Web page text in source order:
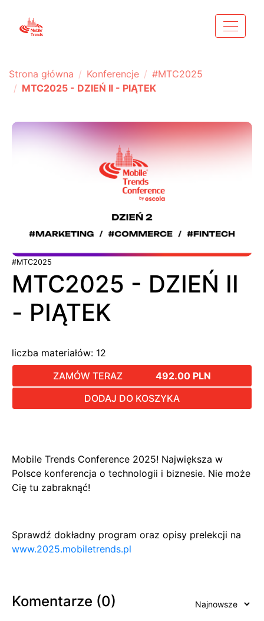
Strona główna Konferencje
#MTC2025
MTC2025 - DZIEŃ II - PIĄTEK
#MTC2025
MTC2025 - DZIEŃ II
- PIĄTEK
liczba materiałów: 12
ZAMÓW TERAZ
492.00 PLN
DODAJ DO KOSZYKA
Mobile Trends Conference 2025! Największa w
Polsce konferencja o technologii i biznesie. Nie może
Cię tu zabraknąć!
Sprawdź dokładny program oraz opisy prelekcji na
www.2025.mobiletrends.pl
Komentarze (0)